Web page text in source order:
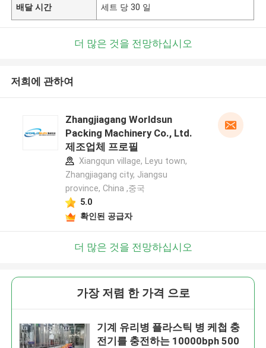
배달 시간 세트 당 30 일
더 많은 것을 전망하십시오
저희에 관하여
Zhangjiagang Worldsun
Packing Machinery Co., Ltd.
제조업체 프로필
Xiangqun village, Leyu town,
Zhangjiagang city, Jiangsu
province, China ,중국
5.0
확인된 공급자
더 많은 것을 전망하십시오
가장 저렴 한 가격 으로
기계 유리병 플라스틱 병 케첩 충
전기를 충전하는 10000bph 500